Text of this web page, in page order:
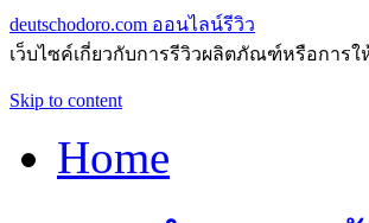
deutschodoro.com ออนไลน์รีวิว
เว็บไซค์เกี่ยวกับการรีวิวผลิตภัณฑ์หรือการ
Skip to content
Home